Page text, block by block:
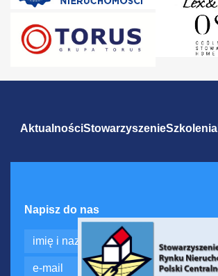
AktualnościStowarzyszenieSzkolenia
Napisz do nas